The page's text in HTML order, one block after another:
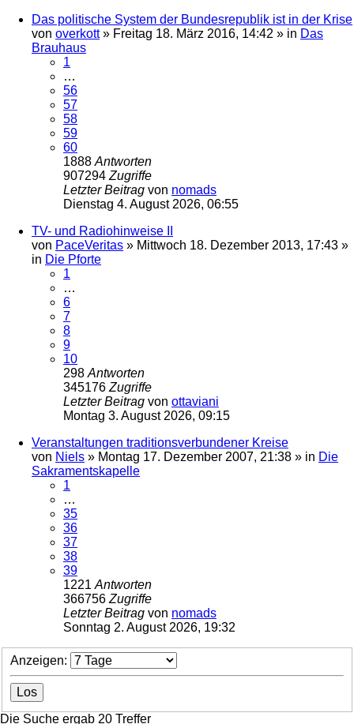
Das politische System der Bundesrepublik ist in der Krise
von overkott» Freitag 18. März 2016, 14:42 » in Das
Brauhaus
1
…
56
57
58
59
60
1888 Antworten
907294 Zugriffe
Letzter Beitrag von nomads
Dienstag 4. August 2026, 06:55
TV- und Radiohinweise II
von PaceVeritas » Mittwoch 18. Dezember 2013, 17:43 »
in Die Pforte
1
…
6
7
8
9
10
298 Antworten
345176 Zugriffe
Letzter Beitrag von ottaviani
Montag 3. August 2026, 09:15
Veranstaltungen traditionsverbundener Kreise
von Niels » Montag 17. Dezember 2007, 21:38 » in Die
Sakramentskapelle
1
…
35
36
37
38
39
1221 Antworten
366756 Zugriffe
Letzter Beitrag von nomads
Sonntag 2. August 2026, 19:32
Anzeigen:
Die Suche ergab 20 Treffer